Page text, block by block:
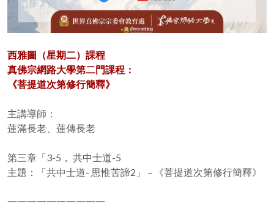
西雅圖（星期二）課程
真佛宗網路大學第二門課程：
《菩提道次第修行簡釋》
主講導師：
蓮滿長老、蓮傳長老
第三章「3-5， 共中士道-5
主題：「共中士道- 思惟苦諦2」 – 《菩提道次第修行簡釋》
一一一一一一一一一一